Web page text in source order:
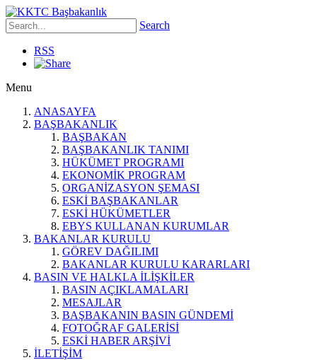
Search
RSS
Menu
ANASAYFA
BAŞBAKANLIK
BAŞBAKAN
BAŞBAKANLIK TANIMI
HÜKÜMET PROGRAMI
EKONOMİK PROGRAM
ORGANİZASYON ŞEMASI
ESKİ BAŞBAKANLAR
ESKİ HÜKÜMETLER
EBYS KULLANAN KURUMLAR
BAKANLAR KURULU
GÖREV DAĞILIMI
BAKANLAR KURULU KARARLARI
BASIN VE HALKLA İLİŞKİLER
BASIN AÇIKLAMALARI
MESAJLAR
BAŞBAKANIN BASIN GÜNDEMİ
FOTOĞRAF GALERİSİ
ESKİ HABER ARŞİVİ
İLETİŞİM